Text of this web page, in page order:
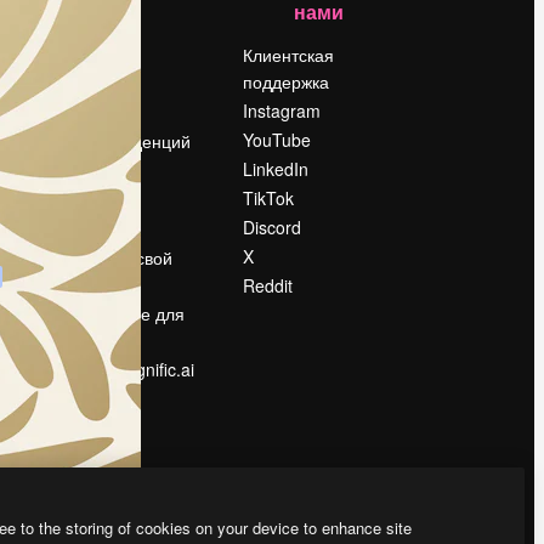
Цены
О нас
Reviews
Вакансии
Поиск тенденций
Блог
События
Slidesgo
Продайте свой
контент
Помещение для
прессы
Ищете magnific.ai
нами
Клиентская
поддержка
Instagram
YouTube
LinkedIn
TikTok
Discord
X
Reddit
to the storing of cookies on your device to enhance site